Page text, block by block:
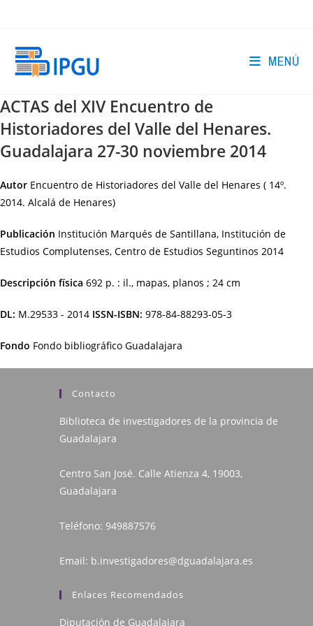
MENÚ
ACTAS del XIV Encuentro de
Historiadores del Valle del Henares.
Guadalajara 27-30 noviembre 2014
Autor Encuentro de Historiadores del Valle del Henares ( 14º.
2014. Alcalá de Henares)
Publicación Institución Marqués de Santillana, Institución de
Estudios Complutenses, Centro de Estudios Seguntinos 2014
Descripción física 692 p. : il., mapas, planos ; 24 cm
DL: M.29533 - 2014 ISSN-ISBN: 978-84-88293-05-3
Fondo Fondo bibliográfico Guadalajara
Contacto
Biblioteca de investigadores de la provincia de
Guadalajara
Centro San José. Calle Atienza 4, 19003,
Guadalajara
Teléfono: 949887576
Email: b.investigadores@dguadalajara.es
Enlaces Recomendados
Diputación de Guadalajara